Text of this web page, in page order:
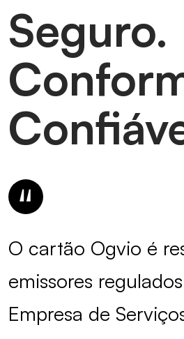
Seguro.
O cartão Ogvio é
emissores
Empresa de